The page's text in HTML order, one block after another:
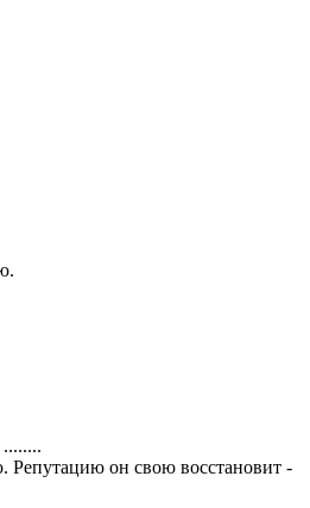
он свою восстановит -